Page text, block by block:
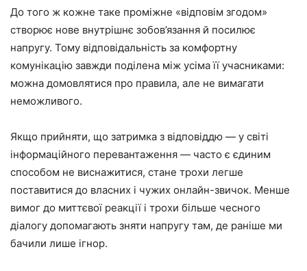
До того ж кожне таке проміжне «відповім згодом»
створює нове внутрішнє зобов’язання й посилює
напругу. Тому відповідальність за комфортну
комунікацію завжди поділена між усіма її учасниками:
можна домовлятися про правила, але не вимагати
неможливого.
Якщо прийняти, що затримка з відповіддю — у світі
інформаційного перевантаження — часто є єдиним
способом не виснажитися, стане трохи легше
поставитися до власних і чужих онлайн-звичок. Менше
вимог до миттєвої реакції і трохи більше чесного
діалогу допомагають зняти напругу там, де раніше ми
бачили лише ігнор.